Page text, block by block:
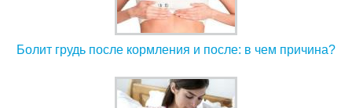
Болит грудь после кормления и после: в чем причина?